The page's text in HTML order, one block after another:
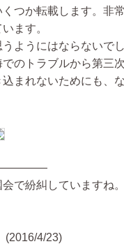
つか転載します。非常
ます。
ようにはならないで
のトラブルから第三
まれないためにも、
で紛糾していますね
(2016/4/23)